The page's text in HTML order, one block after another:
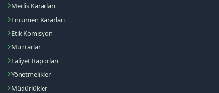
Meclis Kararları
Encümen Kararları
Etik Komisyon
Muhtarlar
Faliyet Raporları
Yönetmelikler
Müdürlükler